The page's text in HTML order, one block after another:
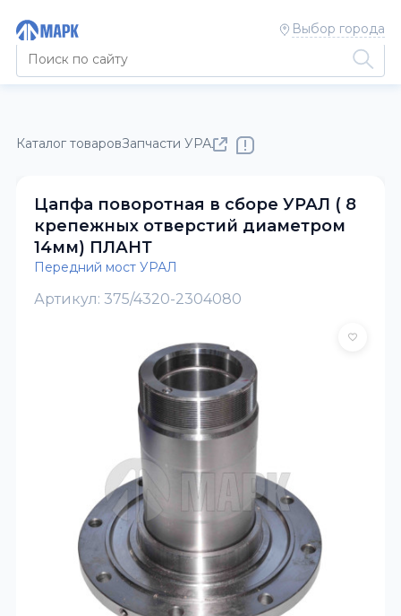
Выбор города
Каталог товаровЗапчасти УРАЛПередний мост УРАЛ
Цапфа поворотная в сборе УРАЛ ( 8
крепежных отверстий диаметром
14мм) ПЛАНТ
Передний мост УРАЛ
Артикул: 375/4320-2304080